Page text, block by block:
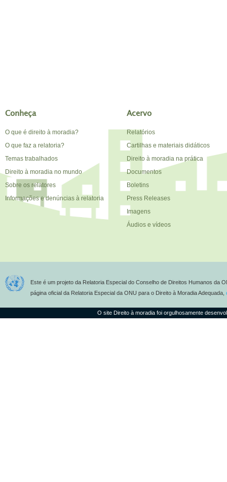
Conheça
O que é direito à moradia?
O que faz a relatoria?
Temas trabalhados
Direito à moradia no mundo
Sobre os relatores
Informações e denúncias à relatoria
Acervo
Relatórios
Cartilhas e materiais didáticos
Direito à moradia na prática
Documentos
Boletins
Press Releases
Imagens
Áudios e vídeos
Este é um projeto da Relatoria Especial do Conselho de Direitos Humanos da
página oficial da Relatoria Especial da ONU para o Direito à Moradia Adequada,
O site Direito à moradia foi orgulhosamente